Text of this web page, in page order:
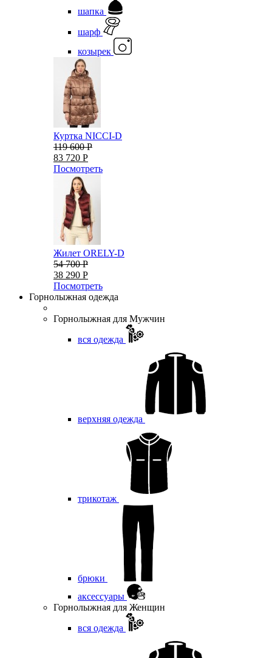
шапка
шарф
козырек
Куртка NICCI-D
119 600 Р
83 720 Р
Посмотреть
Жилет ORELY-D
54 700 Р
38 290 Р
Посмотреть
Горнолыжная одежда
Горнолыжная для Мужчин
вся одежда
верхняя одежда
трикотаж
брюки
аксессуары
Горнолыжная для Женщин
вся одежда